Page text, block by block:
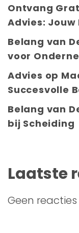
Ontvang
Advies:
Belang van
voor
Advies op
Succesvolle
Belang van
bij Scheiding
Laatste
Geen